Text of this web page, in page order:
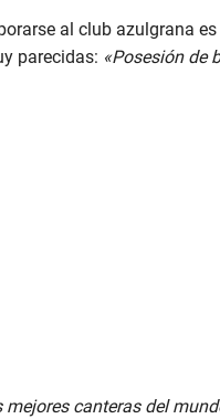
al club azulgrana es
parecidas: «Posesión de
mejores canteras del